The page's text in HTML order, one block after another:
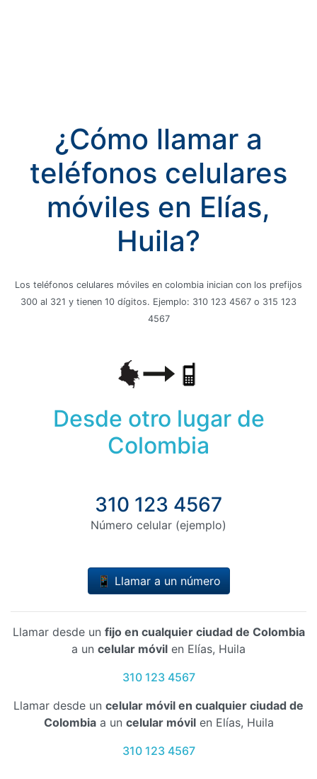
¿Cómo llamar a
teléfonos celulares
móviles en Elías,
Huila?
Los teléfonos celulares móviles en colombia inician con los prefijos
300 al 321 y tienen 10 dígitos. Ejemplo: 310 123 4567 o 315 123
4567
Desde otro lugar de
Colombia
310 123 4567
Número celular (ejemplo)
📱 Llamar a un número
Llamar desde un fijo en cualquier ciudad de Colombia
a un celular móvil en Elías, Huila
310 123 4567
Llamar desde un celular móvil en cualquier ciudad de
Colombiaa un celular móvilen Elías, Huila
310 123 4567